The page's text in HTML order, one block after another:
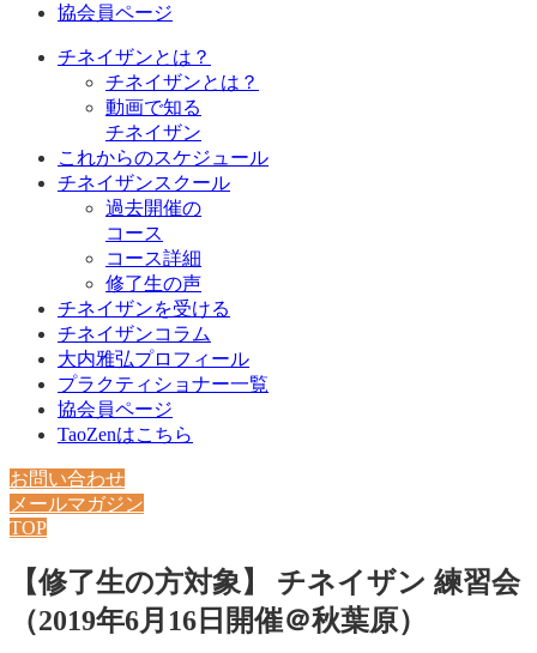
協会員ページ
チネイザンとは？
チネイザンとは？
動画で知る
チネイザン
これからのスケジュール
チネイザンスクール
過去開催の
コース
コース詳細
修了生の声
チネイザンを受ける
チネイザンコラム
大内雅弘プロフィール
プラクティショナー一覧
協会員ページ
TaoZenはこちら
お問い合わせ
メールマガジン
TOP
【修了生の方対象】 チネイザン 練習会
（2019年6月16日開催＠秋葉原）